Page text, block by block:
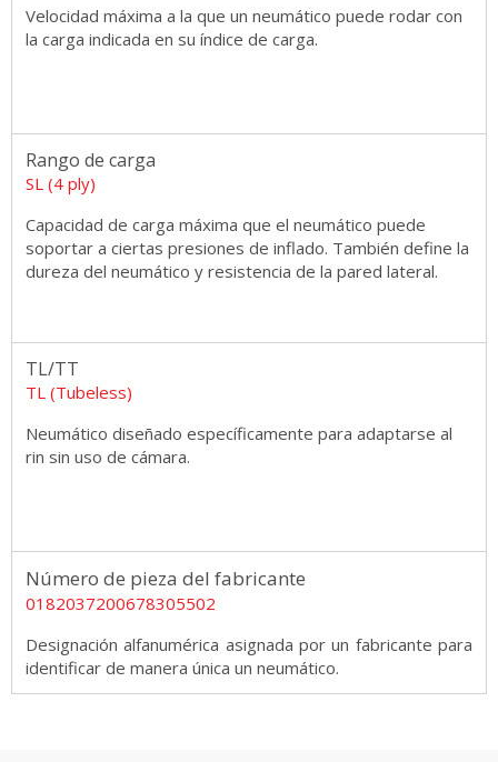
Velocidad máxima a la que un neumático puede rodar con
la carga indicada en su índice de carga.
Rango de carga
SL (4 ply)
Capacidad de carga máxima que el neumático puede
soportar a ciertas presiones de inflado. También define la
dureza del neumático y resistencia de la pared lateral.
TL/TT
TL (Tubeless)
Neumático diseñado específicamente para adaptarse al
rin sin uso de cámara.
Número de pieza del fabricante
0182037200678305502
Designación alfanumérica asignada por un fabricante para
identificar de manera única un neumático.